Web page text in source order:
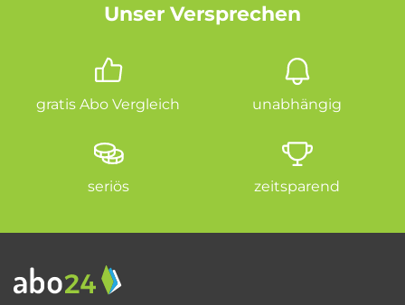
Unser Versprechen
gratis Abo Vergleich unabhängig
seriös zeitsparend